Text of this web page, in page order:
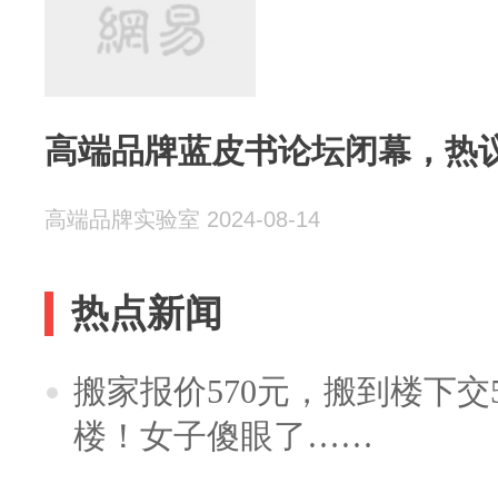
高端品牌蓝皮书论坛闭幕，热
高端品牌实验室 2024-08-14
热点新闻
搬家报价570元，搬到楼下
楼！女子傻眼了……